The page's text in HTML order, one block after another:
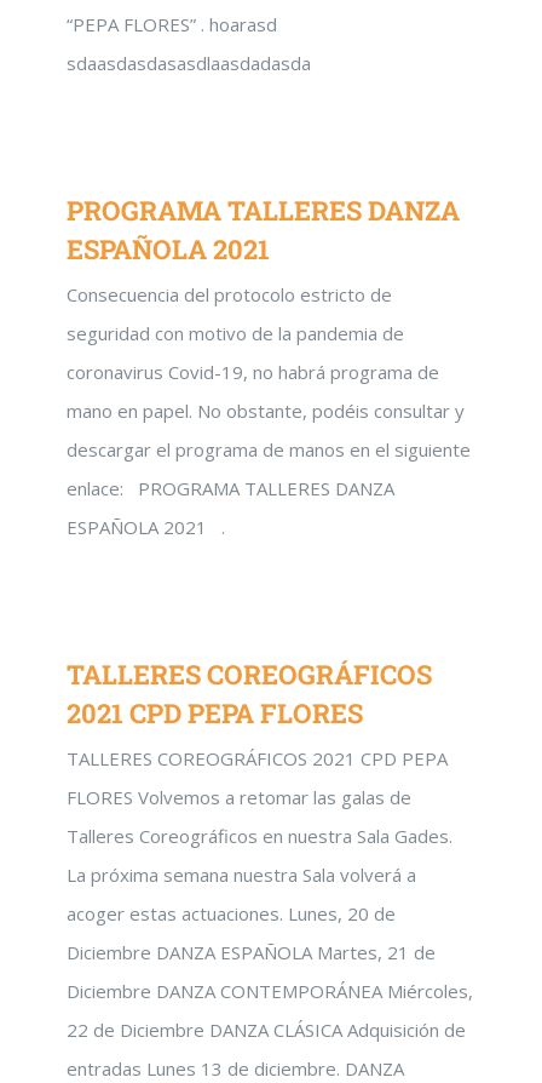
“PEPA FLORES” . hoarasd
sdaasdasdasasdlaasdadasda
PROGRAMA TALLERES DANZA
ESPAÑOLA 2021
Consecuencia del protocolo estricto de
seguridad con motivo de la pandemia de
coronavirus Covid-19, no habrá programa de
mano en papel. No obstante, podéis consultar y
descargar el programa de manos en el siguiente
enlace: PROGRAMA TALLERES DANZA
ESPAÑOLA 2021 .
TALLERES COREOGRÁFICOS
2021 CPD PEPA FLORES
TALLERES COREOGRÁFICOS 2021 CPD PEPA
FLORES Volvemos a retomar las galas de
Talleres Coreográficos en nuestra Sala Gades.
La próxima semana nuestra Sala volverá a
acoger estas actuaciones. Lunes, 20 de
Diciembre DANZA ESPAÑOLA Martes, 21 de
Diciembre DANZA CONTEMPORÁNEA Miércoles,
22 de Diciembre DANZA CLÁSICA Adquisición de
entradas Lunes 13 de diciembre. DANZA